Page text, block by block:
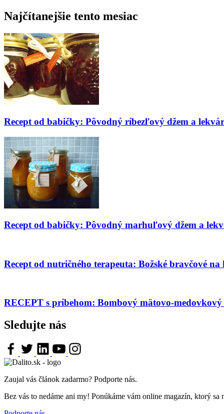
Najčítanejšie tento mesiac
Recept od babičky: Pôvodný ríbezľový džem a lekvár
Recept od babičky: Pôvodný marhuľový džem a
Recept od nutričného terapeuta: Božské bravčové na
RECEPT s príbehom: Bombový mätovo-
Sledujte nás
Zaujal vás článok zadarmo? Podporte nás.
Bez vás to nedáme ani my! Ponúkáme vám online magazín, ktorý